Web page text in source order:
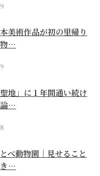
美術作品が初の里帰り
物…
聖地」に１年間通い続け
…
べ動物園｜見せること
き…